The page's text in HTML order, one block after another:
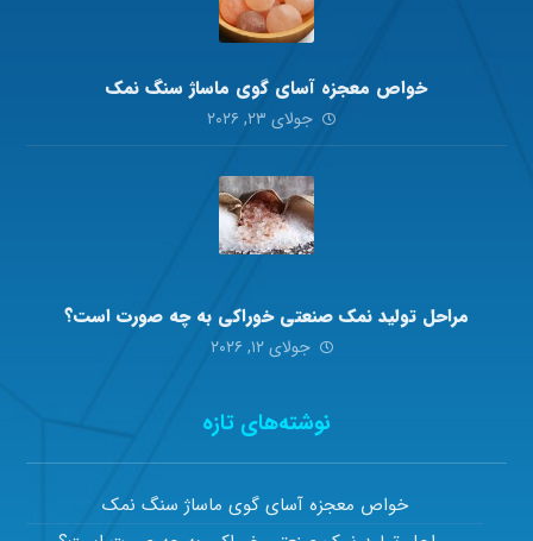
خواص معجزه آسای گوی ماساژ سنگ نمک
جولای ۲۳, ۲۰۲۶
مراحل تولید نمک صنعتی خوراکی به چه صورت است؟
جولای ۱۲, ۲۰۲۶
نوشته‌های تازه
خواص معجزه آسای گوی ماساژ سنگ نمک